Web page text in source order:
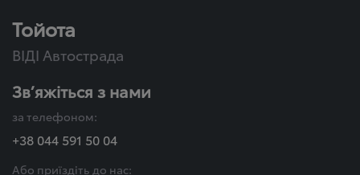
Тойота
ВІДІ Автострада
Зв’яжіться з нами
за телефоном:
+38 044 591 50 04
Або приїздіть до нас: